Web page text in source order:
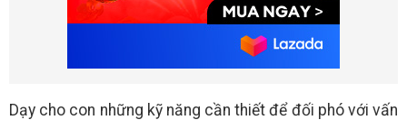
Dạy cho con những kỹ năng cần thiết để đối phó với vấn